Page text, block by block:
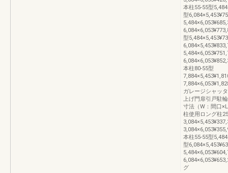
本柱55-55型
型
型
本柱80-55型
ガレージシャッ
上げ門扉引戸駐
寸法（W：間口
柱使用ロング柱
本柱55-55型
型
グ